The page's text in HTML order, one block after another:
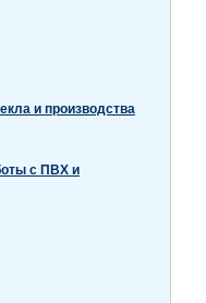
и производства
с ПВХ и